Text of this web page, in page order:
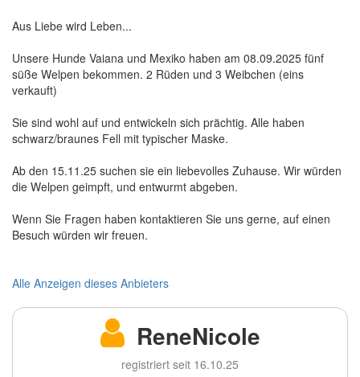
Aus Liebe wird Leben...
Unsere Hunde Vaiana und Mexiko haben am 08.09.2025 fünf
süße Welpen bekommen. 2 Rüden und 3 Weibchen (eins
verkauft)
Sie sind wohl auf und entwickeln sich prächtig. Alle haben
schwarz/braunes Fell mit typischer Maske.
Ab den 15.11.25 suchen sie ein liebevolles Zuhause. Wir würden
die Welpen geimpft, und entwurmt abgeben.
Wenn Sie Fragen haben kontaktieren Sie uns gerne, auf einen
Besuch würden wir freuen.
Alle Anzeigen dieses Anbieters
ReneNicole
registriert seit 16.10.25